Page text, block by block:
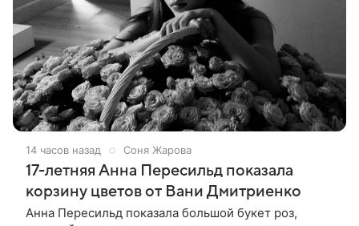
14 часов назад Соня Жарова
17-летняя Анна Пересильд показала
корзину цветов от Вани Дмитриенко
Анна Пересильд показала большой букет роз,